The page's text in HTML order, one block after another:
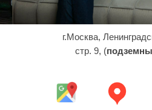
г.Москва,
стр. 9, (